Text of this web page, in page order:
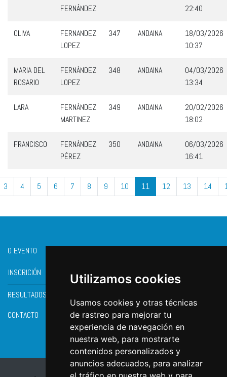
Utilizamos cookies
Usamos cookies y otras técnicas
de rastreo para mejorar tu
experiencia de navegación en
nuestra web, para mostrarte
contenidos personalizados y
anuncios adecuados, para analizar
FERNÁNDEZ
22:40
OLIVA
FERNANDEZ
LOPEZ
347 ANDAINA
18/03/2026
10:37
MARIA DEL
ROSARIO
FERNÁNDEZ
LOPEZ
348 ANDAINA
04/03/2026
13:34
LARA
FERNÁNDEZ
MARTINEZ
349 ANDAINA
20/02/2026
18:02
FRANCISCO
FERNÁNDEZ
PÉREZ
350 ANDAINA
06/03/2026
16:41
3 4 5 6 7 8 9 10 11 12 13 14
O EVENTO
INSCRICIÓN
RESULTADOS
CONTACTO